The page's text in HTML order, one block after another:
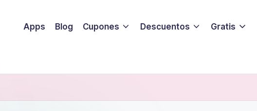
Apps Blog Cupones Descuentos Gratis